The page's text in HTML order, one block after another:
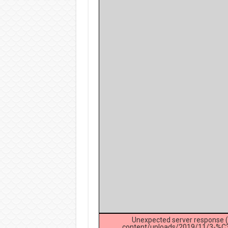
Unexpected server